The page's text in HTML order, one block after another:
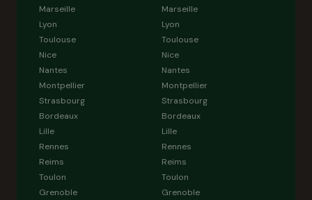
Marseille
Lyon
Toulouse
Nice
Nantes
Montpellier
Strasbourg
Bordeaux
Lille
Rennes
Reims
Toulon
Grenoble
Marseille
Lyon
Toulouse
Nice
Nantes
Montpellier
Strasbourg
Bordeaux
Lille
Rennes
Reims
Toulon
Grenoble